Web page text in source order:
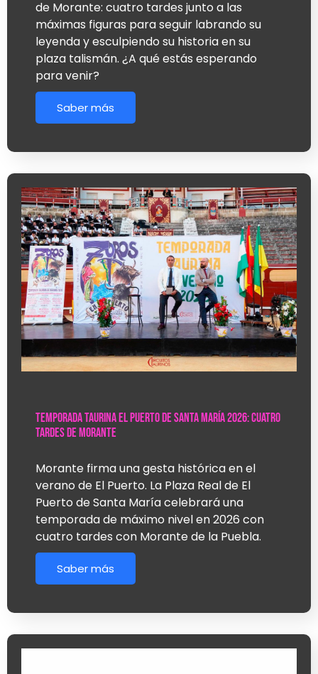
de Morante: cuatro tardes junto a las
máximas figuras para seguir labrando su
leyenda y esculpiendo su historia en su
plaza talismán. ¿A qué estás esperando
para venir?
Saber más
Temporada Taurina El Puerto de Santa María 2026: cuatro
tardes de Morante
Morante firma una gesta histórica en el
verano de El Puerto. La Plaza Real de El
Puerto de Santa María celebrará una
temporada de máximo nivel en 2026 con
cuatro tardes con Morante de la Puebla.
Saber más